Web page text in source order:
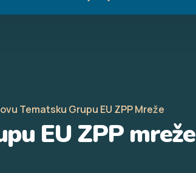
Tematsku Grupu EU ZPP Mreže
EU ZPP mreže